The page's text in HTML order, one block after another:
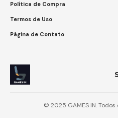
Política de Compra
Termos de Uso
Página de Contato
© 2025 GAMES IN.